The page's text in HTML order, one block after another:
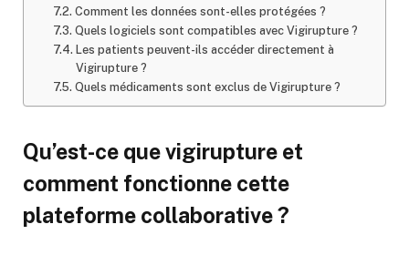
Comment les données sont-elles protégées ?
Quels logiciels sont compatibles avec Vigirupture ?
Les patients peuvent-ils accéder directement à
Vigirupture ?
Quels médicaments sont exclus de Vigirupture ?
Qu’est-ce que vigirupture et
comment fonctionne cette
plateforme collaborative ?